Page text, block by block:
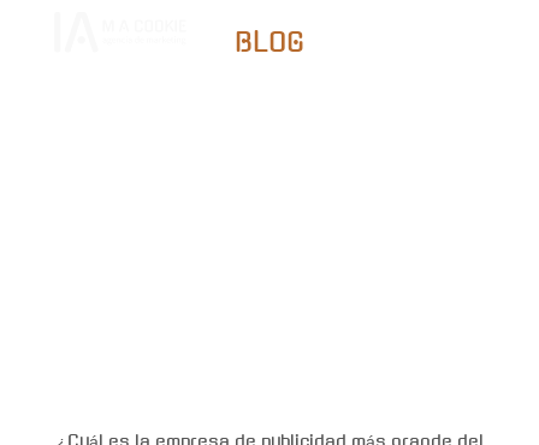
BLOG
¿Cuál es la empresa de publicidad más grande del